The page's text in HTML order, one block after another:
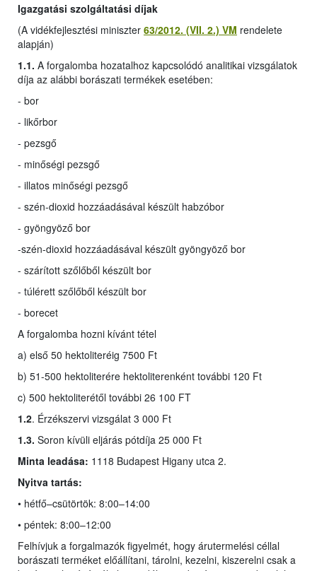
Igazgatási szolgáltatási díjak
(A vidékfejlesztési miniszter 63/2012. (VII. 2.) VM rendelete
alapján)
1.1. A forgalomba hozatalhoz kapcsolódó analitikai vizsgálatok
díja az alábbi borászati termékek esetében:
- bor
- likőrbor
- pezsgő
- minőségi pezsgő
- illatos minőségi pezsgő
- szén-dioxid hozzáadásával készült habzóbor
- gyöngyöző bor
-szén-dioxid hozzáadásával készült gyöngyöző bor
- szárított szőlőből készült bor
- túlérett szőlőből készült bor
- borecet
A forgalomba hozni kívánt tétel
a) első 50 hektoliteréig 7500 Ft
b) 51-500 hektoliterére hektoliterenként további 120 Ft
c) 500 hektoliterétől további 26 100 FT
1.2. Érzékszervi vizsgálat 3 000 Ft
1.3. Soron kívüli eljárás pótdíja 25 000 Ft
Minta leadása: 1118 Budapest Higany utca 2.
Nyitva tartás:
• hétfő–csütörtök: 8:00–14:00
• péntek: 8:00–12:00
Felhívjuk a forgalmazók figyelmét, hogy árutermelési céllal
borászati terméket előállítani, tárolni, kezelni, kiszerelni csak a